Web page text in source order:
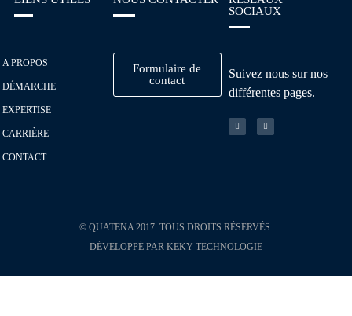
A PROPOS
DÉMARCHE
EXPERTISE
CARRIÈRE
CONTACT
Formulaire de
contact
SOCIAUX
Suivez nous sur nos
différentes pages.
© QUATENA 2017: TOUS DROITS RÉSERVÉS.
DÉVELOPPÉ PAR KEKY TECHNOLOGIE